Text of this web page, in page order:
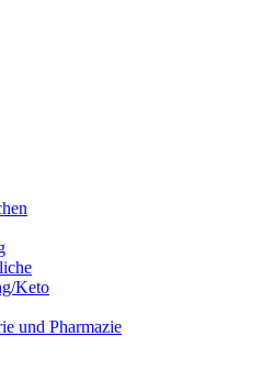
Keto
und Pharmazie